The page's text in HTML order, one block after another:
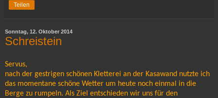
Teilen
Sonntag, 12. Oktober 2014
Schreistein
Servus,
nach der gestrigen schönen Kletterei an der Kasawand nutzte ich
das momentane schöne Wetter um heute noch einmal in die
Berge zu rumpeln. Als Ziel entschieden wir uns für den